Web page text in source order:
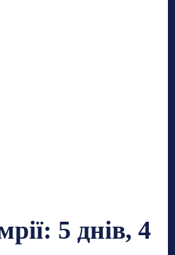
5 днів, 4